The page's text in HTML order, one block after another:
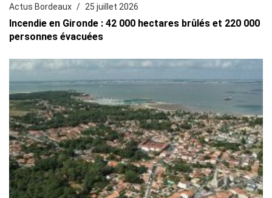
Actus Bordeaux 25 juillet 2026
Incendie en Gironde : 42 000 hectares brûlés et 220 000
personnes évacuées